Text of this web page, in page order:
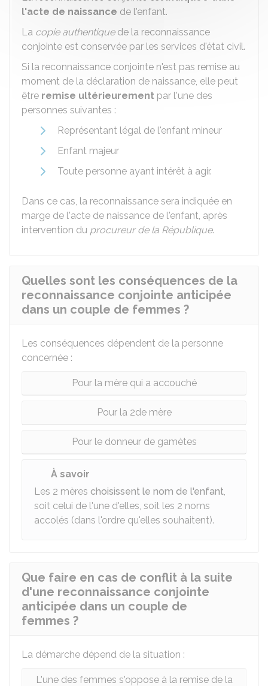
l'acte de naissance de l'enfant.
La copie authentiquede la reconnaissance
conjointe est conservée par les services d'état civil.
Si la reconnaissance conjointe n'est pas remise au
moment de la déclaration de naissance, elle peut
être remise ultérieurement par l'une des
personnes suivantes :
Représentant légal de l'enfant mineur
Enfant majeur
Toute personne ayant intérêt à agir.
Dans ce cas, la reconnaissance sera indiquée en
marge de l'acte de naissance de l'enfant, après
intervention du procureur de la République.
Quelles sont les conséquences de la
reconnaissance conjointe anticipée
dans un couple de femmes ?
Les conséquences dépendent de la personne
concernée :
Pour la mère qui a accouché
Pour la 2de mère
Pour le donneur de gamètes
À savoir
Les 2 mères choisissent le nom de l'enfant,
soit celui de l'une d'elles, soit les 2 noms
accolés (dans l'ordre qu'elles souhaitent).
Que faire en cas de conflit à la suite
d'une reconnaissance conjointe
anticipée dans un couple de
femmes ?
La démarche dépend de la situation :
L'une des femmes s'oppose à la remise de la